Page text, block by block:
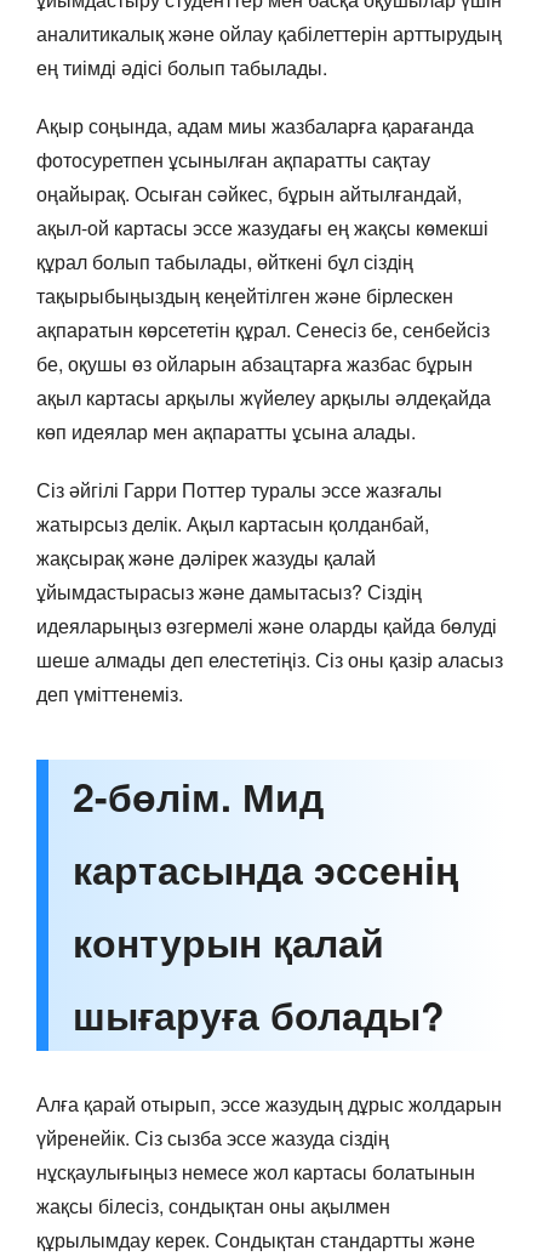
аналитикалық және ойлау қабілеттерін арттырудың
ең тиімді әдісі болып табылады.
Ақыр соңында, адам миы жазбаларға қарағанда
фотосуретпен ұсынылған ақпаратты сақтау
оңайырақ. Осыған сәйкес, бұрын айтылғандай,
ақыл-ой картасы эссе жазудағы ең жақсы көмекші
құрал болып табылады, өйткені бұл сіздің
тақырыбыңыздың кеңейтілген және бірлескен
ақпаратын көрсететін құрал. Сенесіз бе, сенбейсіз
бе, оқушы өз ойларын абзацтарға жазбас бұрын
ақыл картасы арқылы жүйелеу арқылы әлдеқайда
көп идеялар мен ақпаратты ұсына алады.
Сіз әйгілі Гарри Поттер туралы эссе жазғалы
жатырсыз делік. Ақыл картасын қолданбай,
жақсырақ және дәлірек жазуды қалай
ұйымдастырасыз және дамытасыз? Сіздің
идеяларыңыз өзгермелі және оларды қайда бөлуді
шеше алмады деп елестетіңіз. Сіз оны қазір аласыз
деп үміттенеміз.
2-бөлім. Мид
картасында эссенің
контурын қалай
шығаруға болады?
Алға қарай отырып, эссе жазудың дұрыс жолдарын
үйренейік. Сіз сызба эссе жазуда сіздің
нұсқаулығыңыз немесе жол картасы болатынын
жақсы білесіз, сондықтан оны ақылмен
құрылымдау керек. Сондықтан стандартты және